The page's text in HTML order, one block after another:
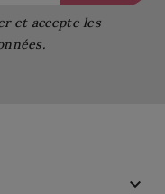
et accepte les
